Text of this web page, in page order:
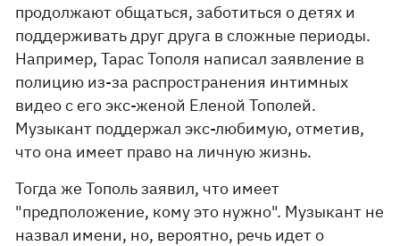
продолжают общаться, заботиться о детях и
поддерживать друг друга в сложные периоды.
Например, Тарас Тополя написал заявление в
полицию из-за распространения интимных
видео с его экс-женой Еленой Тополей.
Музыкант поддержал экс-любимую, отметив,
что она имеет право на личную жизнь.
Тогда же Тополь заявил, что имеет
"предположение, кому это нужно". Музыкант не
назвал имени, но, вероятно, речь идет о